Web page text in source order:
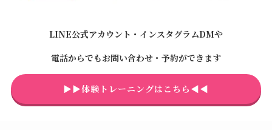
LINE公式アカウント・インスタグラムDMや
電話からでもお問い合わせ・予約ができます
▶▶体験トレーニングはこちら◀◀